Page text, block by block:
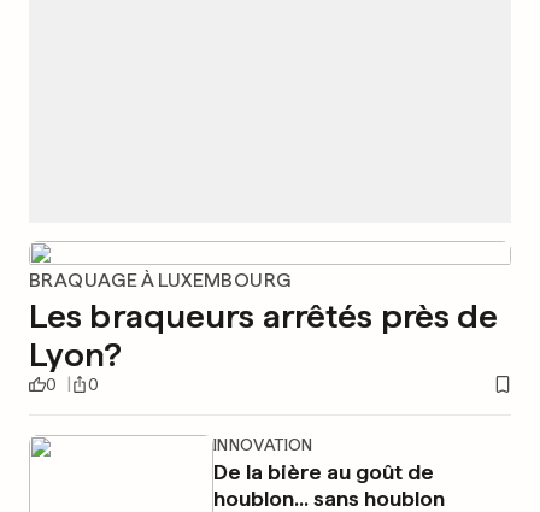
BRAQUAGE À LUXEMBOURG
Les braqueurs arrêtés près de
Lyon?
0 0
INNOVATION
De la bière au goût de
houblon... sans houblon